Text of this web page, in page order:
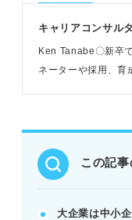
研修制度が充
福利厚生が手
すい。
入社難易度が
POINT：メリ
に合うか判断
大企業が自分
キャリアコンサル
Ken Tanabe〇新卒
ネーターや採用、育
この記
大企業は中小